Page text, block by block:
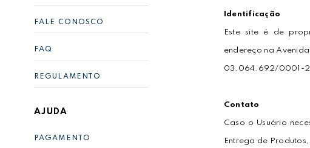
FALE CONOSCO
FAQ
REGULAMENTO
AJUDA
PAGAMENTO
Identificação
Este site é de
endereço na
03.064.692/0001-
Contato
Caso o Usuário
Entrega de